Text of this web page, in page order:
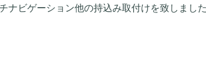
ナビゲーション他の持込み取付けを致しまし